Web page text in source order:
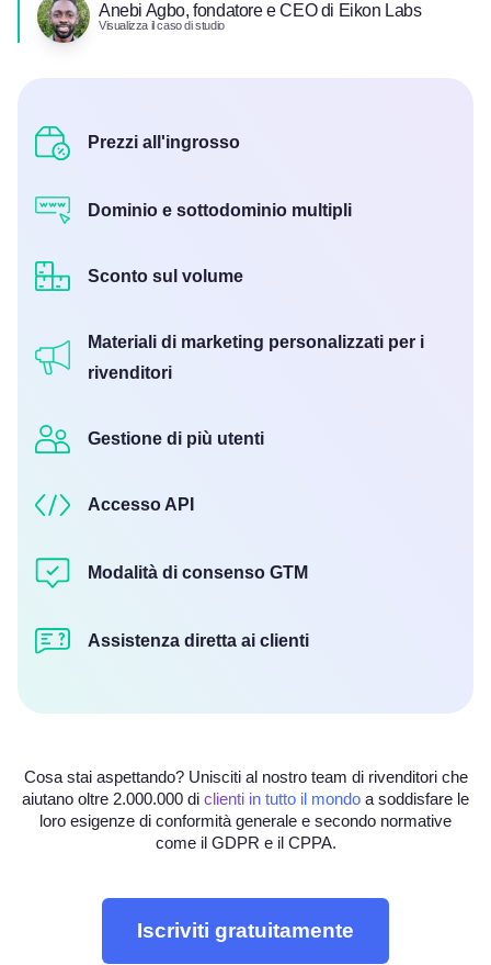
Anebi Agbo, fondatore e CEO di Eikon Labs
Visualizza il caso di studio
Prezzi all'ingrosso
Dominio e sottodominio multipli
Sconto sul volume
Materiali di marketing personalizzati per i
rivenditori
Gestione di più utenti
Accesso API
Modalità di consenso GTM
Assistenza diretta ai clienti
Cosa stai aspettando? Unisciti al nostro team di rivenditori che
aiutano oltre 2.000.000 di clienti in tutto il mondo a soddisfare le
loro esigenze di conformità generale e secondo normative
come il GDPR e il CPPA.
Iscriviti gratuitamente